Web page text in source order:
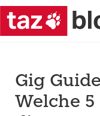
Gig
Welche